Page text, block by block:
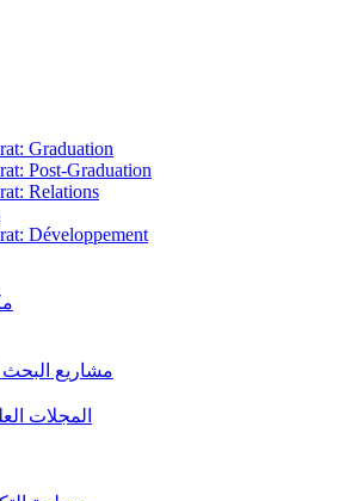
Graduation
Post-Graduation
Relations
Développement
مشاريع
المجلات